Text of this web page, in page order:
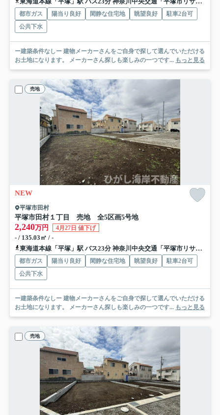
都市ガス 陽当り良好 閑静な住宅地 眺望良好
駐車2台可
公共下水
ー建築条件なしー 建物メーカーさんをご自身で探して選んでいただける
お土地になります。 メーカーさん探しも楽しみの一つです... もっと見る
売地
NEW
平塚市田村
平塚市田村１丁目 売地 全5区画5号地
2,240万円 4月27日 値下げ
- / 135.03㎡ / -
東海道本線「平塚」駅 バス23分 神奈川中央交通「平塚市リサイクルプラザ」 停歩5分
都市ガス 陽当り良好 閑静な住宅地 眺望良好
駐車2台可
公共下水
ー建築条件なしー 建物メーカーさんをご自身で探して選んでいただける
お土地になります。 メーカーさん探しも楽しみの一つです... もっと見る
売地